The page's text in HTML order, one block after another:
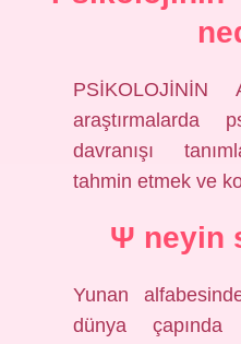
PSİKOLOJİNİN
araştırmalarda
davranışı
tahmin etmek ve
Ψ neyin
Yunan
dünya çapında